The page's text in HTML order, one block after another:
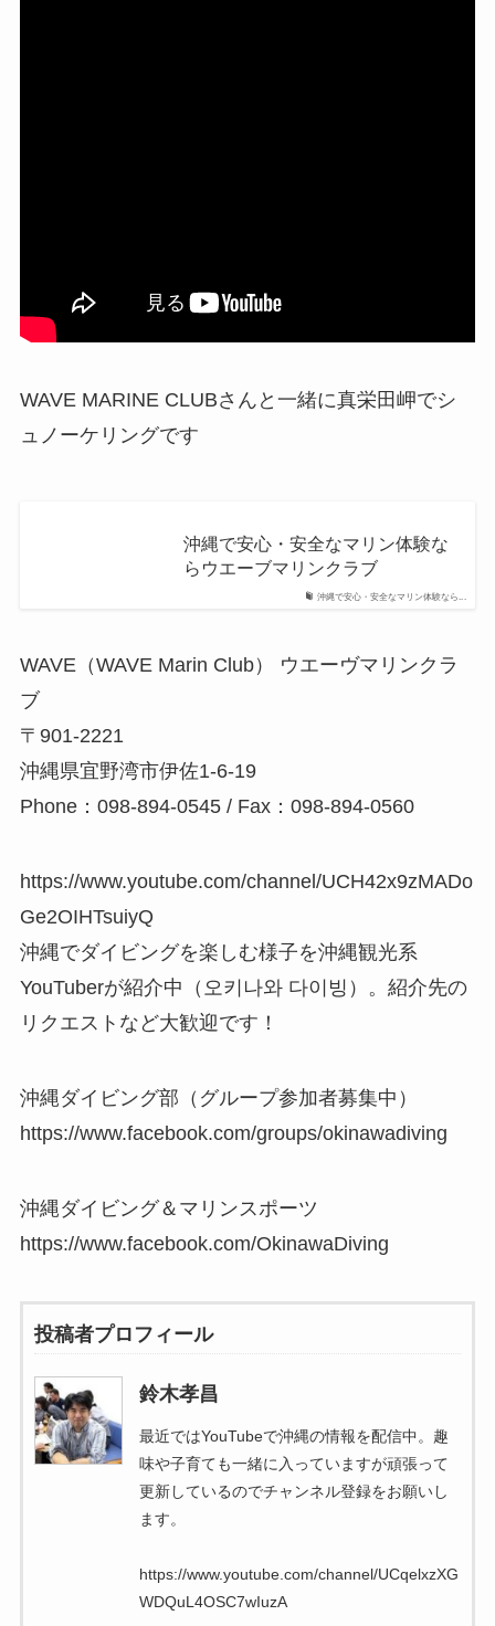
WAVE MARINE CLUBさんと一緒に真栄田岬でシ
ュノーケリングです
沖縄で安心・安全なマリン体験なら...
沖縄で安心・安全なマリン体験な
らウエーブマリンクラブ
WAVE（WAVE Marin Club） ウエーヴマリンクラ
ブ
〒901-2221
沖縄県宜野湾市伊佐1-6-19
Phone：098-894-0545 / Fax：098-894-0560
https://www.youtube.com/channel/UCH42x9zMADo
Ge2OIHTsuiyQ
沖縄でダイビングを楽しむ様子を沖縄観光系
YouTuberが紹介中（오키나와 다이빙）。紹介先の
リクエストなど大歓迎です！
沖縄ダイビング部（グループ参加者募集中）
https://www.facebook.com/groups/okinawadiving
沖縄ダイビング＆マリンスポーツ
https://www.facebook.com/OkinawaDiving
投稿者プロフィール
鈴木孝昌
最近ではYouTubeで沖縄の情報を配信中。趣
味や子育ても一緒に入っていますが頑張って
更新しているのでチャンネル登録をお願いし
ます。
https://www.youtube.com/channel/UCqelxzXG
WDQuL4OSC7wIuzA